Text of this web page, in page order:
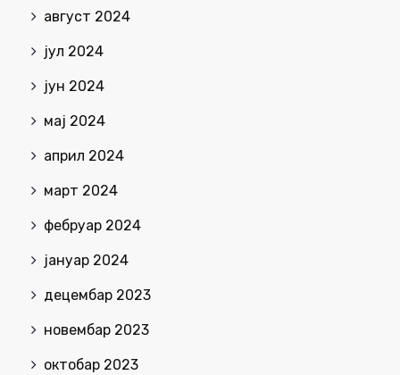
август 2024
јул 2024
јун 2024
мај 2024
април 2024
март 2024
фебруар 2024
јануар 2024
децембар 2023
новембар 2023
октобар 2023